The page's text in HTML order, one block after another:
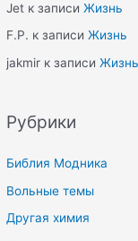
Jet к записиЖизнь
F.P. к записиЖизнь
jakmir к записиЖизнь
Рубрики
Библия Модника
Вольные темы
Другая химия